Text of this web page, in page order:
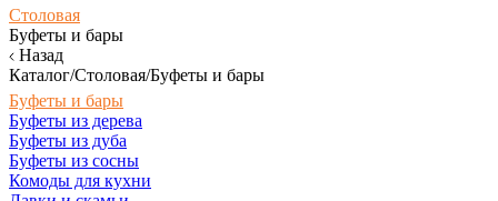
Столовая
Буфеты и бары
Назад
Каталог/Столовая/Буфеты и бары
Буфеты и бары
Буфеты из дерева
Буфеты из дуба
Буфеты из сосны
Комоды для кухни